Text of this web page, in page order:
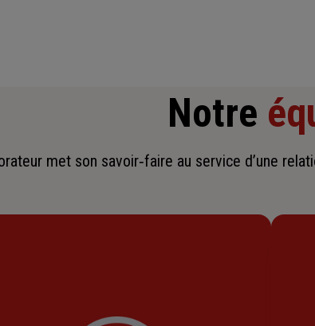
Notre
met son savoir‑faire au service d’une